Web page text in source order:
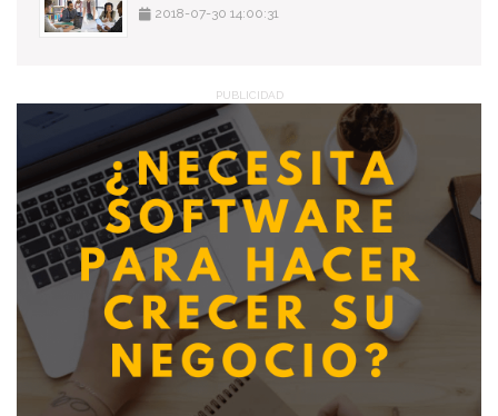
2018-07-30 14:00:31
PUBLICIDAD